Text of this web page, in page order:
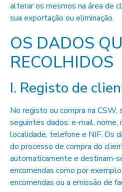
alterar os mesmos na área de
sua exportação ou eliminação.
OS DADOS
RECOLHIDOS
I. Registo de
No registo ou compra na CSW,
seguintes dados: e-mail, nome,
localidade, telefone e NIF. Os
do processo de compra do
automaticamente e destinam-
encomendas como por
encomendas ou a emissão de